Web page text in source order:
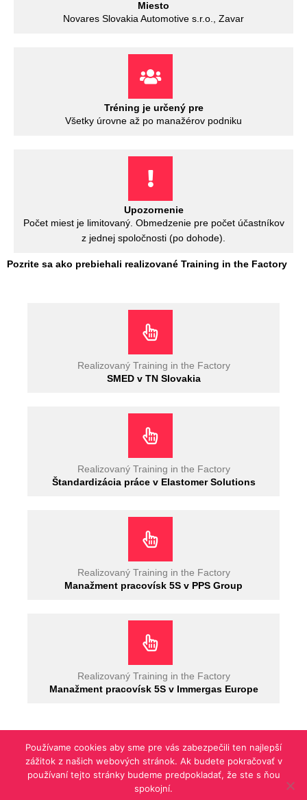
Miesto
Novares Slovakia Automotive s.r.o., Zavar
Tréning je určený pre
Všetky úrovne až po manažérov podniku
Upozornenie
Počet miest je limitovaný. Obmedzenie pre počet účastníkov
z jednej spoločnosti (po dohode).
Pozrite sa ako prebiehali realizované Training in the Factory
Realizovaný Training in the Factory
SMED v TN Slovakia
Realizovaný Training in the Factory
Štandardizácia práce v Elastomer Solutions
Realizovaný Training in the Factory
Manažment pracovísk 5S v PPS Group
Realizovaný Training in the Factory
Manažment pracovísk 5S v Immergas Europe
Copyright © 2026 iGrow Network | Tvoba web stránok TOMARCO
Používame cookies aby sme pre vás zabezpečili ten najlepší
zážitok z našich webových stránok. Ak budete pokračovať v
používaní tejto stránky budeme predpokladať, že ste s ňou
spokojní.